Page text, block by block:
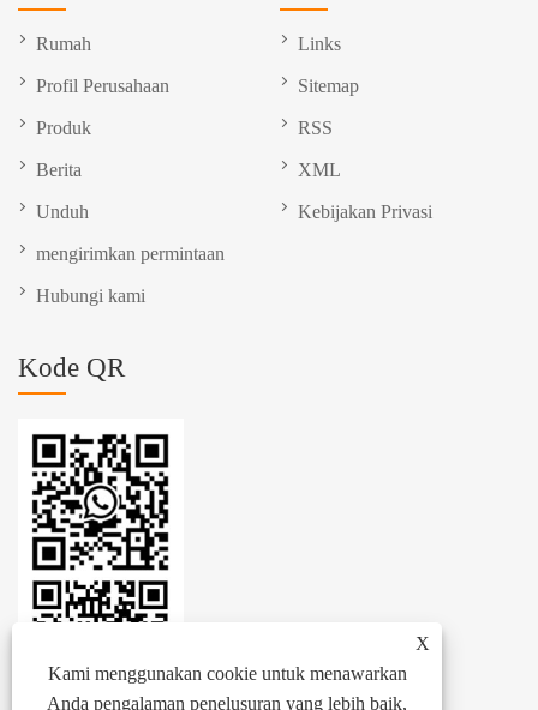
X
Kami menggunakan cookie untuk menawarkan
Anda pengalaman penelusuran yang lebih baik,
Rumah
Profil Perusahaan
Produk
Berita
Unduh
mengirimkan permintaan
Hubungi kami
Links
Sitemap
RSS
XML
Kebijakan Privasi
Kode QR